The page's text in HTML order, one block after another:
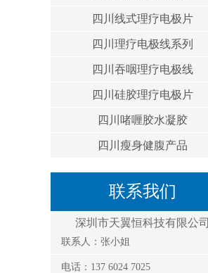
四川线式理疗电极片
四川理疗电极线系列
四川吞咽理疗电极线
四川硅胶理疗电极片
四川啫喱胶水凝胶
四川瘦身健腹产品
联系我们
深圳市天翼恒科技有限公司
联系人：张小姐
电话：137 6024 7025